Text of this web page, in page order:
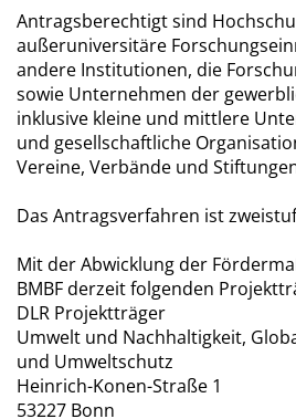
Antragsberechtigt sind
außeruniversitäre
andere Institutionen, die
sowie Unternehmen der
inklusive kleine und mittlere
und gesellschaftliche
Vereine, Verbände und
Das Antragsverfahren ist
Mit der Abwicklung der
BMBF derzeit folgenden
DLR Projektträger
Umwelt und Nachhaltigkeit,
und Umweltschutz
Heinrich-Konen-Straße 1
53227 Bonn